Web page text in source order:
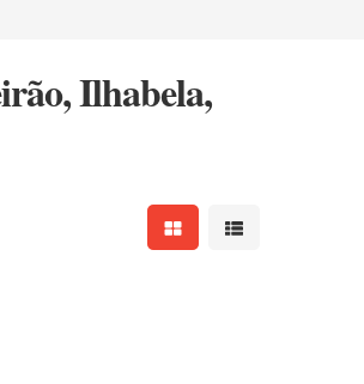
Ilhabela,
Mostrar resultados em
Mostrar